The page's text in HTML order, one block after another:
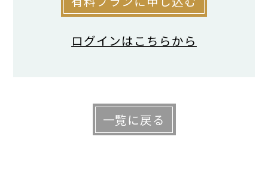
ると非常に高いです。
ホテルはシングルやツインの部屋が多く、
グループでの宿泊が難しいのです。民泊
ログインはこちらから
一覧に戻る